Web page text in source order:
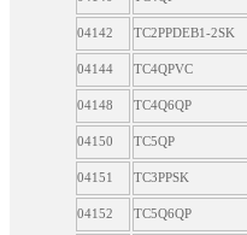
04142 TC2PPDEB1-2SK
04144 TC4QPVC
04148 TC4Q6QP
04150 TC5QP
04151 TC3PPSK
04152 TC5Q6QP